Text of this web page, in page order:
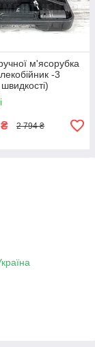
м'ясорубка
-3
₴ 2 794 ₴